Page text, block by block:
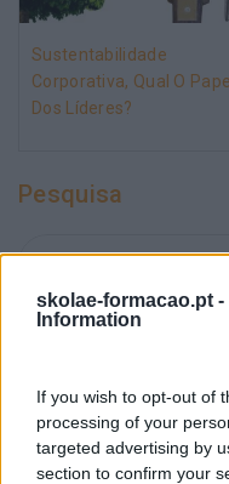
skolae-formacao.pt -
Information
If you wish to opt-out of
processing of your
targeted advertising by
section to confirm your
Sustentabilidade
Corporativa, Qual O Papel
Dos Líderes?
Pesquisa